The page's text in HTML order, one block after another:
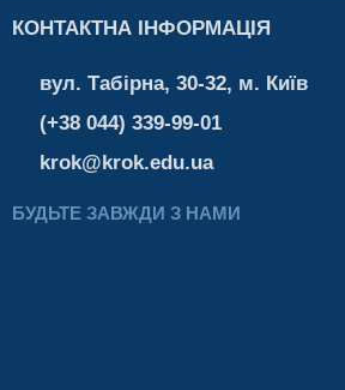
КОНТАКТНА ІНФОРМАЦІЯ
вул. Табірна, 30-32, м. Київ
(+38 044) 339-99-01
krok@krok.edu.ua
БУДЬТЕ ЗАВЖДИ З НАМИ